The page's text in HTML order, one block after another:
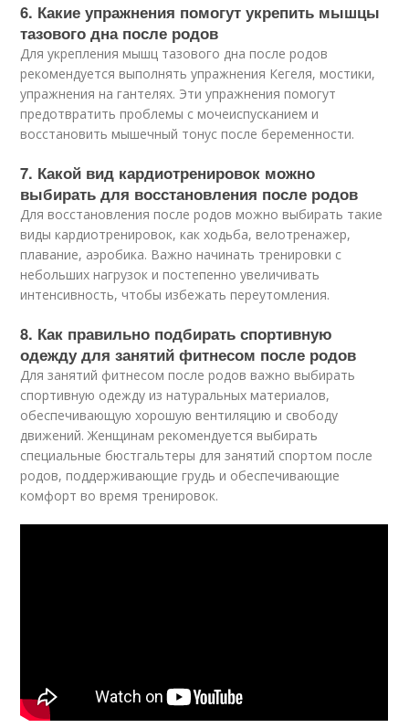
6. Какие упражнения помогут укрепить мышцы
тазового дна после родов
Для укрепления мышц тазового дна после родов
рекомендуется выполнять упражнения Кегеля, мостики,
упражнения на гантелях. Эти упражнения помогут
предотвратить проблемы с мочеиспусканием и
восстановить мышечный тонус после беременности.
7. Какой вид кардиотренировок можно
выбирать для восстановления после родов
Для восстановления после родов можно выбирать такие
виды кардиотренировок, как ходьба, велотренажер,
плавание, аэробика. Важно начинать тренировки с
небольших нагрузок и постепенно увеличивать
интенсивность, чтобы избежать переутомления.
8. Как правильно подбирать спортивную
одежду для занятий фитнесом после родов
Для занятий фитнесом после родов важно выбирать
спортивную одежду из натуральных материалов,
обеспечивающую хорошую вентиляцию и свободу
движений. Женщинам рекомендуется выбирать
специальные бюстгальтеры для занятий спортом после
родов, поддерживающие грудь и обеспечивающие
комфорт во время тренировок.